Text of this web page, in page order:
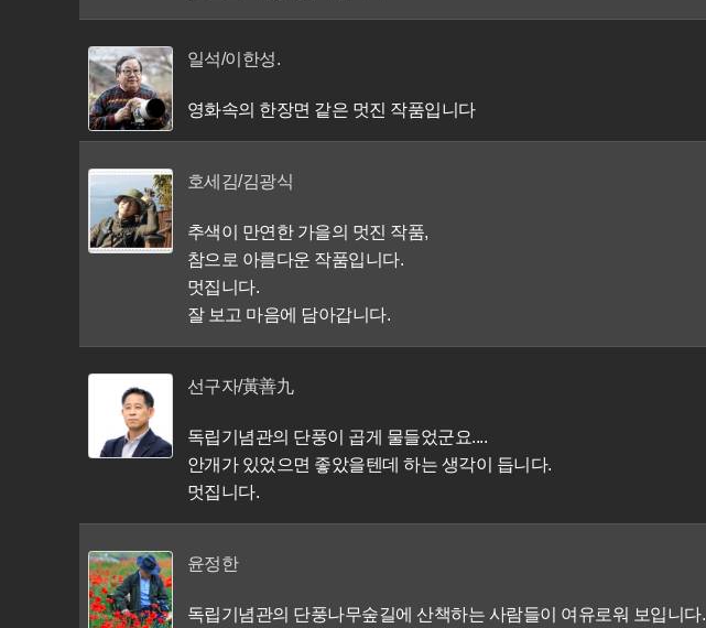
일석/이한성.
영화속의 한장면 같은 멋진 작품입니다
호세김/김광식
추색이 만연한 가을의 멋진 작품,
참으로 아름다운 작품입니다.
멋집니다.
잘 보고 마음에 담아갑니다.
선구자/黃善九
독립기념관의 단풍이 곱게 물들었군요....
안개가 있었으면 좋았을텐데 하는 생각이 듭니다.
멋집니다.
윤정한
독립기념관의 단풍나무숲길에 산책하는 사람들이 여유로워 보입니다.